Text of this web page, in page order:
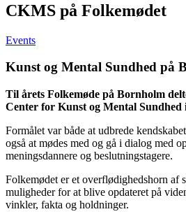
CKMS på Folkemødet
Events
Kunst og Mental Sundhed på
Til årets Folkemøde på Bornholm
Center for Kunst og Mental Sundhed
Formålet var både at udbrede
også at mødes med og gå i dialog med
meningsdannere og beslutningstagere.
Folkemødet er et overflødighedshorn af
muligheder for at blive opdateret på
vinkler, fakta og holdninger.